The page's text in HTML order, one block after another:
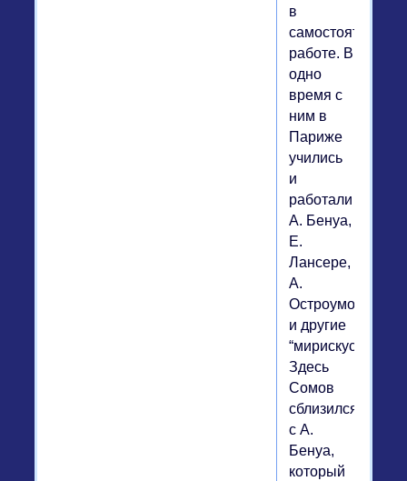
в
самостоятельной
работе. В
одно
время с
ним в
Париже
учились
и
работали
А. Бенуа,
Е.
Лансере,
А.
Остроумова
и другие
“мирискусники”.
Здесь
Сомов
сблизился
с А.
Бенуа,
который